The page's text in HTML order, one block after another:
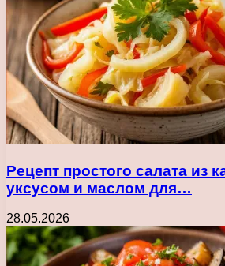
Рецепт простого салата из
уксусом и маслом для…
28.05.2026